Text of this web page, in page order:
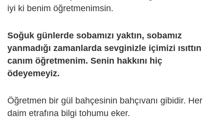
iyi ki benim öğretmenimsin.
Soğuk günlerde sobamızı yaktın, sobamız
yanmadığı zamanlarda sevginizle içimizi ısıttın
canım öğretmenim. Senin hakkını hiç
ödeyemeyiz.
Öğretmen bir gül bahçesinin bahçıvanı gibidir. Her
daim etrafına bilgi tohumu eker.